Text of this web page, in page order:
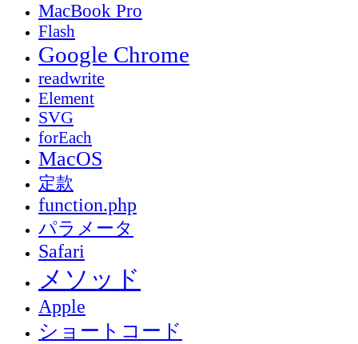
MacBook Pro
Flash
Google Chrome
readwrite
Element
SVG
forEach
MacOS
定款
function.php
パラメータ
Safari
メソッド
Apple
ショートコード